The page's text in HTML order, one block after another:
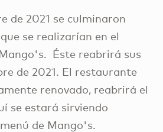
de 2021 se culminaron
se realizarían en el
Éste reabrirá sus
de 2021. El restaurante
renovado, reabrirá el
se estará sirviendo
de Mango's.